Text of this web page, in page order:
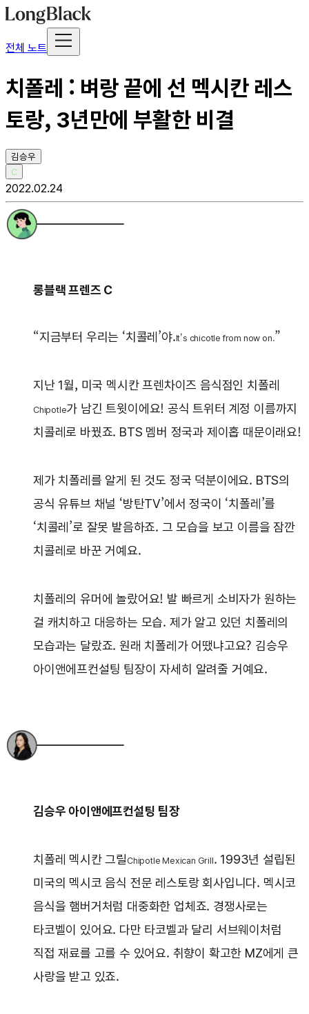
전체 노트
치폴레 : 벼랑 끝에 선 멕시칸 레스
토랑, 3년만에 부활한 비결
김승우
C
2022.02.24
롱블랙 프렌즈 C
“지금부터 우리는 ‘치콜레’야.It's chicotle from now on.”
지난 1월, 미국 멕시칸 프렌차이즈 음식점인 치폴레
Chipotle가 남긴 트윗이에요! 공식 트위터 계정 이름까지
치콜레로 바꿨죠. BTS 멤버 정국과 제이홉 때문이래요!
제가 치폴레를 알게 된 것도 정국 덕분이에요. BTS의
공식 유튜브 채널 ‘방탄TV’에서 정국이 ‘치폴레’를
‘치콜레’로 잘못 발음하죠. 그 모습을 보고 이름을 잠깐
치콜레로 바꾼 거예요.
치폴레의 유머에 놀랐어요! 발 빠르게 소비자가 원하는
걸 캐치하고 대응하는 모습. 제가 알고 있던 치폴레의
모습과는 달랐죠. 원래 치폴레가 어땠냐고요? 김승우
아이앤에프컨설팅 팀장이 자세히 알려줄 거예요.
김승우 아이앤에프컨설팅 팀장
치폴레 멕시칸 그릴Chipotle Mexican Grill. 1993년 설립된
미국의 멕시코 음식 전문 레스토랑 회사입니다. 멕시코
음식을 햄버거처럼 대중화한 업체죠. 경쟁사로는
타코벨이 있어요. 다만 타코벨과 달리 서브웨이처럼
직접 재료를 고를 수 있어요. 취향이 확고한 MZ에게 큰
사랑을 받고 있죠.